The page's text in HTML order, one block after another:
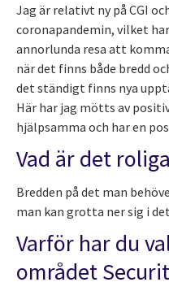
Jag är relativt ny på CGI
coronapandemin, vilket
annorlunda resa att
när det finns både bredd
det ständigt finns nya
Här har jag mötts av
hjälpsamma och har en
Vad är det
Bredden på det man
man kan grotta ner sig i
Varför har du
området